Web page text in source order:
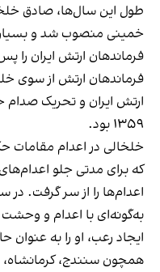
طول این سال‌ها، صادق
خمینی منصوب شد و
فرماندهان ارتش ایران را
فرماندهان ارتش از سوی
ارتش ایران و تحریک
۱۳۵۹ بود.
خلخالی در اعدام مقامات
که برای مدتی جلو
اعدام‌ها را از سر گرفت. در
به‌گونه‌ای با اعدام و
ایجاد رعب، او را به عنوان
همچون سنندج، کرمانشاه،